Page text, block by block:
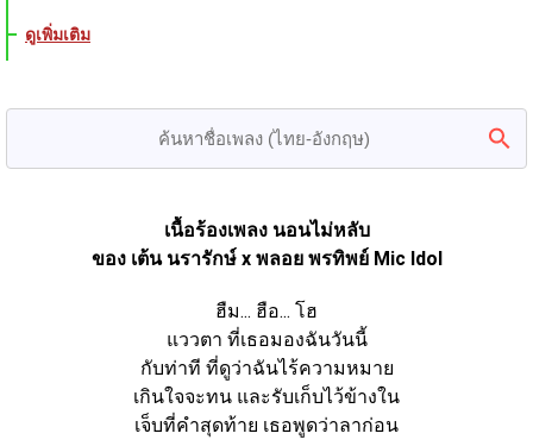
ดูเพิ่มเติม
เนื้อร้องเพลง นอนไม่หลับ
ของ เต้น นรารักษ์ x พลอย พรทิพย์ Mic Idol
ฮืม... ฮือ... โฮ
แววตา ที่เธอมองฉันวันนี้
กับท่าที ที่ดูว่าฉันไร้ความหมาย
เกินใจจะทน และรับเก็บไว้ข้างใน
เจ็บที่คำสุดท้าย เธอพูดว่าลาก่อน